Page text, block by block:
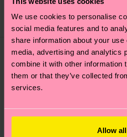
We use cookies to personalise
social media features and to
share information about your
media, advertising and analytics
combine it with other information
them or that they’ve collected
services.
Allow all
COTON
BIOLOGIQUE
4 P.
Idée de cadeau